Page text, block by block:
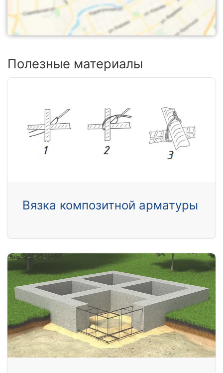
Полезные материалы
Вязка композитной арматуры